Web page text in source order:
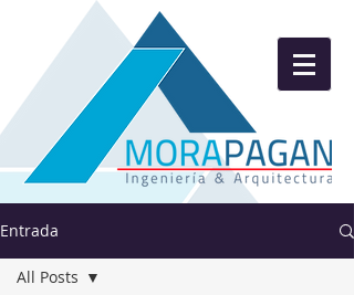
Entrada
All Posts